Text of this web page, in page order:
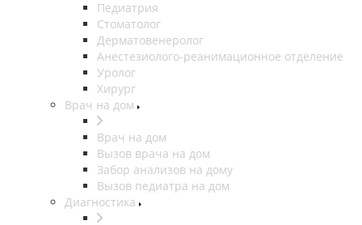
Педиатрия
Стоматолог
Дерматовенеролог
Анестезиолого-реанимационное отделение
Уролог
Хирург
Врач на дом
Врач на дом
Вызов врача на дом
Забор анализов на дому
Вызов педиатра на дом
Диагностика